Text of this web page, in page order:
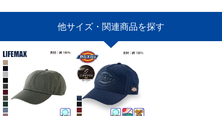
他サイズ・関連商品を探す